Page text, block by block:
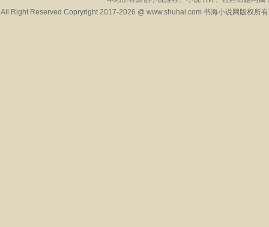
All Right Reserved Copryright 2017-2026 @ www.shuhai.com 书海小说网版权所